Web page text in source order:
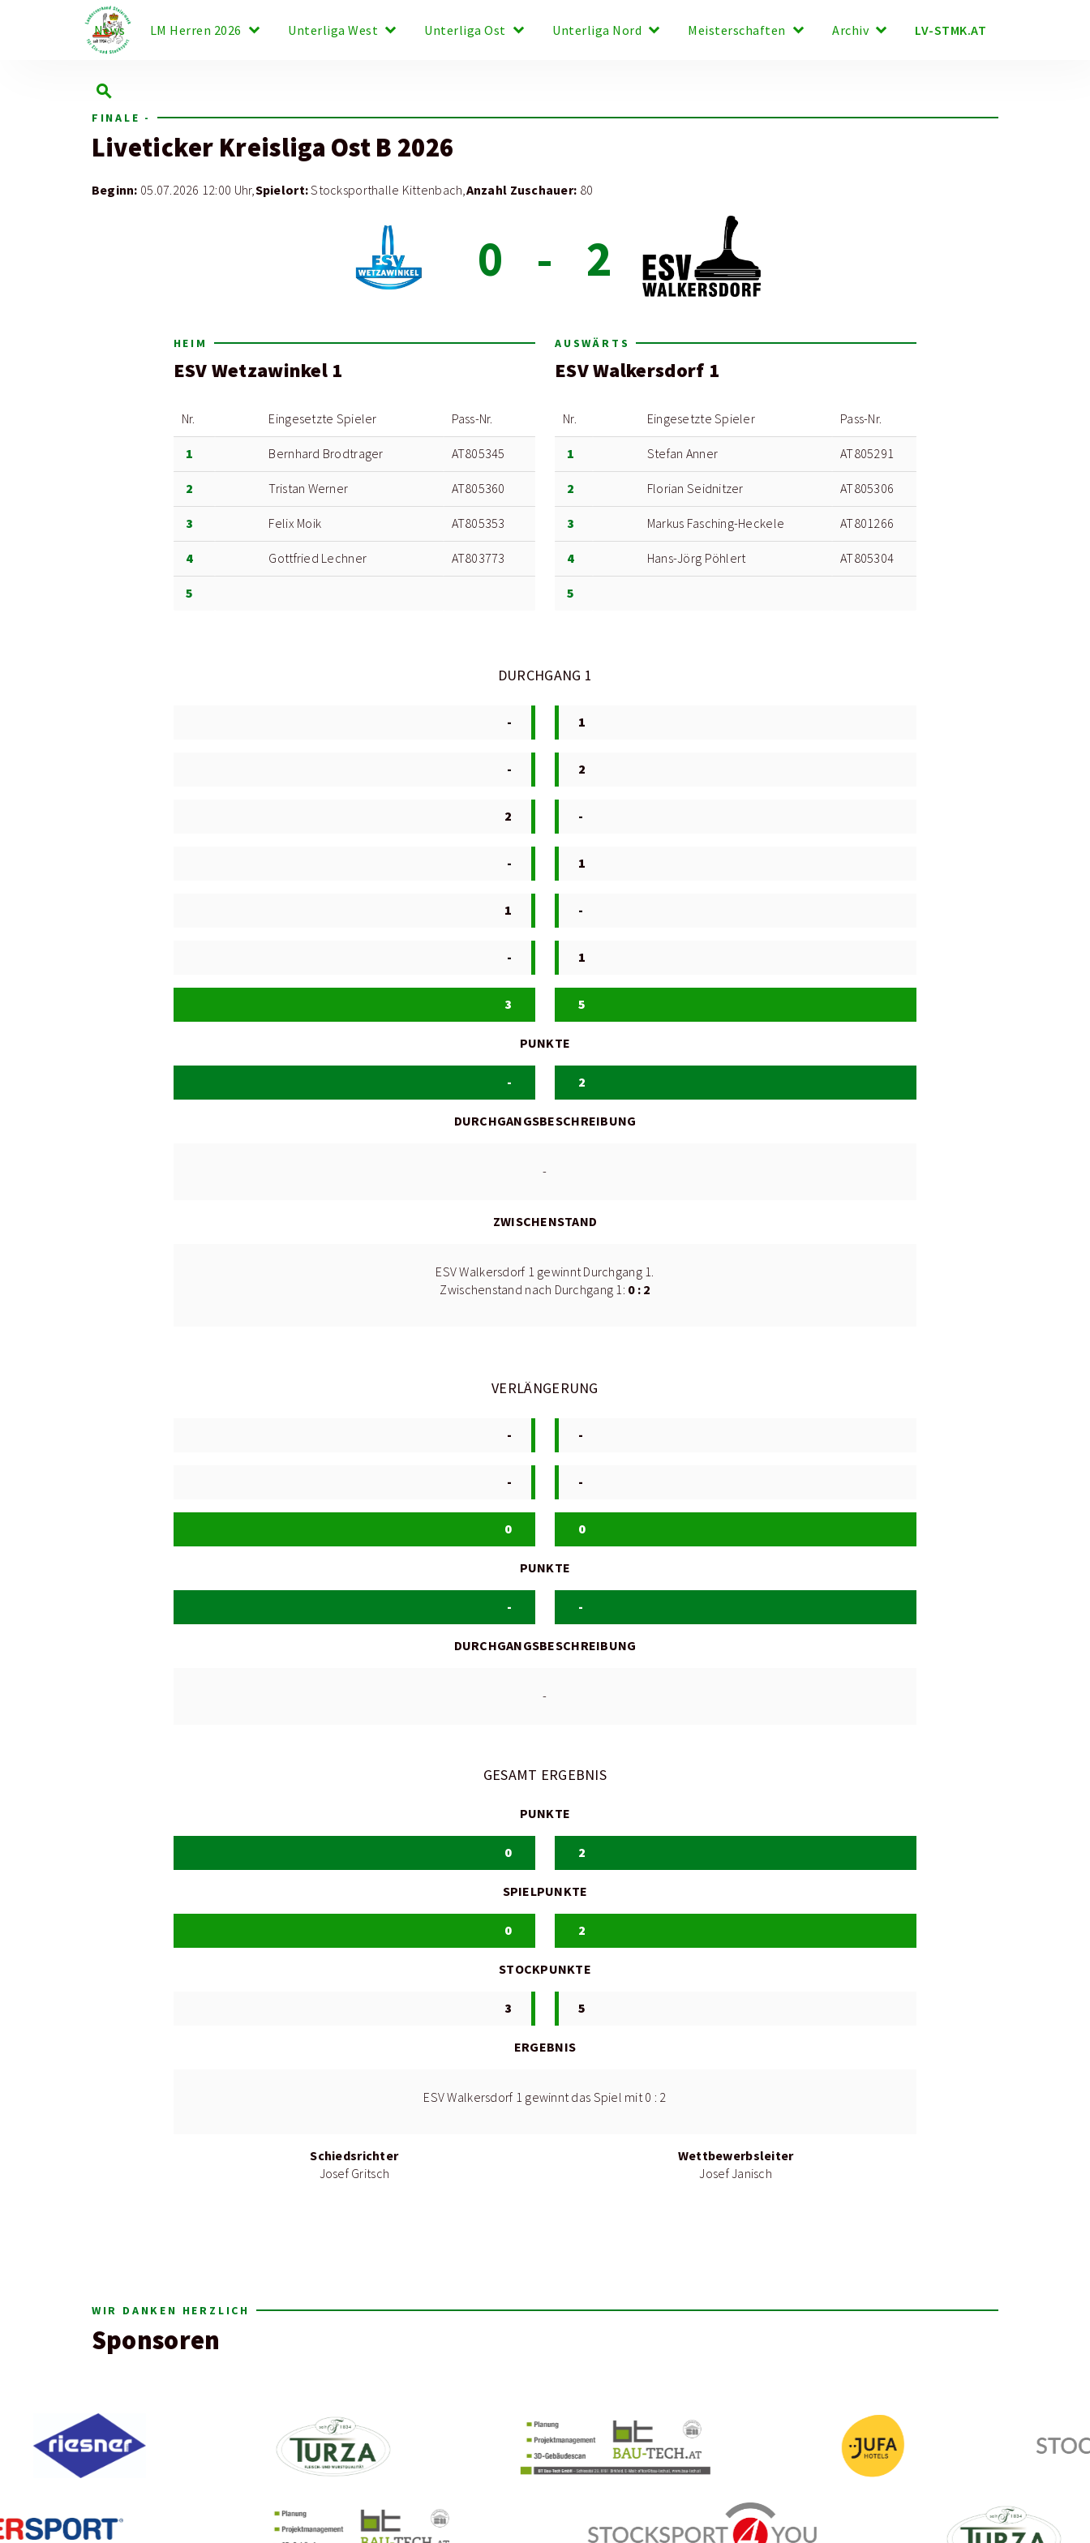
News LM Herren 2026 keyboard_arrow_down Unterliga West keyboard_arrow_down Unterliga Ost keyboard_arrow_down Unterliga Nord keyboard_arrow_down Meisterschaften keyboard_arrow_down Archiv keyboard_arrow_down LV-STMK.AT
search
FINALE -
Liveticker Kreisliga Ost B 2026
Beginn: 05.07.2026 12:00 Uhr,Spielort:Stocksporthalle Kittenbach,Anzahl Zuschauer: 80
0 - 2
HEIM
ESV Wetzawinkel 1
Nr. Eingesetzte Spieler Pass-Nr.
1 Bernhard Brodtrager AT805345
2 Tristan Werner AT805360
3 Felix Moik AT805353
4 Gottfried Lechner AT803773
5
AUSWÄRTS
ESV Walkersdorf 1
Nr. Eingesetzte Spieler Pass-Nr.
1 Stefan Anner AT805291
2 Florian Seidnitzer AT805306
3 Markus Fasching-Heckele AT801266
4 Hans-Jörg Pöhlert AT805304
5
DURCHGANG 1
- 1
- 2
2 -
- 1
1 -
- 1
3 5
PUNKTE
- 2
DURCHGANGSBESCHREIBUNG
-
ZWISCHENSTAND
ESV Walkersdorf 1 gewinnt Durchgang 1.
Zwischenstand nach Durchgang 1: 0 : 2
VERLÄNGERUNG
- -
- -
0 0
PUNKTE
- -
DURCHGANGSBESCHREIBUNG
-
GESAMT ERGEBNIS
PUNKTE
0 2
SPIELPUNKTE
0 2
STOCKPUNKTE
3 5
ERGEBNIS
ESV Walkersdorf 1 gewinnt das Spiel mit 0 : 2
Schiedsrichter
Josef Gritsch
Wettbewerbsleiter
Josef Janisch
WIR DANKEN HERZLICH
Sponsoren